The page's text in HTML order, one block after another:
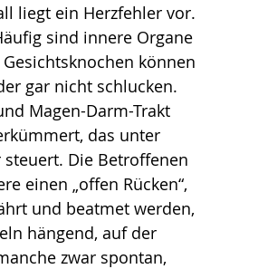
liegt ein Herzfehler vor.
sind innere Organe
können
gar nicht schlucken.
Magen-Darm-Trakt
das unter
Die Betroffenen
einen „offen Rücken“,
und beatmet werden,
hängend, auf der
zwar spontan,